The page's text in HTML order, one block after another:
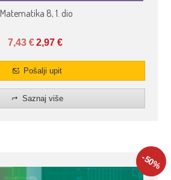
Matematika 8, 1. dio
7,43 €2,97 €
Pošalji upit
Saznaj više
-50%